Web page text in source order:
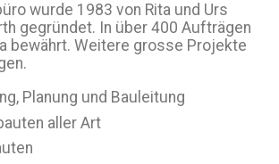
wurde 1983 von Rita und Urs
gegründet. In über 400 Aufträgen
bewährt. Weitere grosse Projekte
Planung und Bauleitung
aller Art